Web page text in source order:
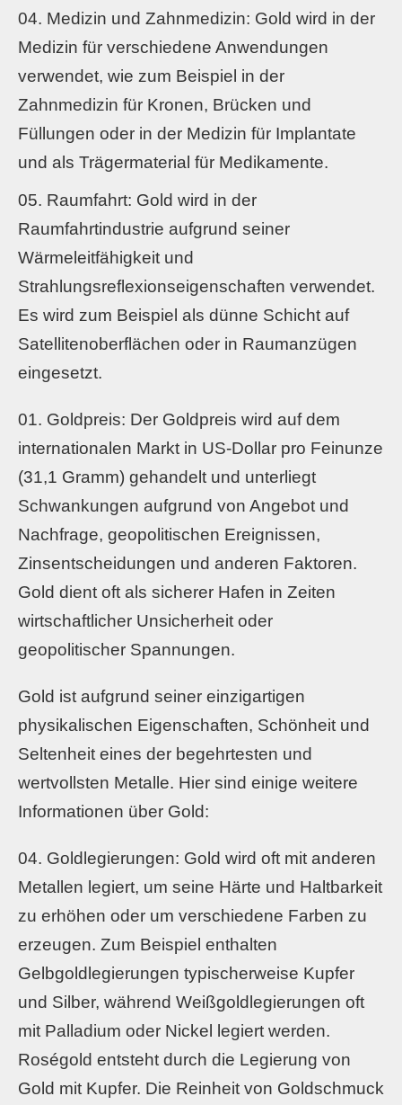
Medizin und Zahnmedizin: Gold wird in der
Medizin für verschiedene Anwendungen
verwendet, wie zum Beispiel in der
Zahnmedizin für Kronen, Brücken und
Füllungen oder in der Medizin für Implantate
und als Trägermaterial für Medikamente.
Raumfahrt: Gold wird in der
Raumfahrtindustrie aufgrund seiner
Wärmeleitfähigkeit und
Strahlungsreflexionseigenschaften verwendet.
Es wird zum Beispiel als dünne Schicht auf
Satellitenoberflächen oder in Raumanzügen
eingesetzt.
Goldpreis: Der Goldpreis wird auf dem
internationalen Markt in US-Dollar pro Feinunze
(31,1 Gramm) gehandelt und unterliegt
Schwankungen aufgrund von Angebot und
Nachfrage, geopolitischen Ereignissen,
Zinsentscheidungen und anderen Faktoren.
Gold dient oft als sicherer Hafen in Zeiten
wirtschaftlicher Unsicherheit oder
geopolitischer Spannungen.
Gold ist aufgrund seiner einzigartigen
physikalischen Eigenschaften, Schönheit und
Seltenheit eines der begehrtesten und
wertvollsten Metalle. Hier sind einige weitere
Informationen über Gold:
Goldlegierungen: Gold wird oft mit anderen
Metallen legiert, um seine Härte und Haltbarkeit
zu erhöhen oder um verschiedene Farben zu
erzeugen. Zum Beispiel enthalten
Gelbgoldlegierungen typischerweise Kupfer
und Silber, während Weißgoldlegierungen oft
mit Palladium oder Nickel legiert werden.
Roségold entsteht durch die Legierung von
Gold mit Kupfer. Die Reinheit von Goldschmuck